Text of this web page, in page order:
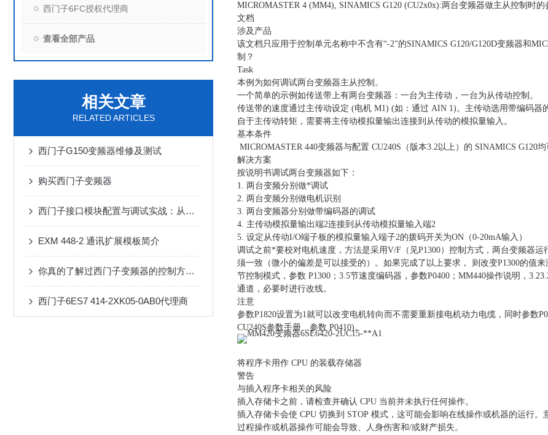
西门子6FC授权代理商
查看全部产品
相关文章
RELATED ARTICLES
西门子G150变频器维修及测试
购买西门子变频器
西门子接口模块配置与调试实战：从安装到高效运行
EXM 448-2 通讯扩展模板简介
你真的了解过西门子变频器的控制方法吗？
西门子6ES7 414-2XK05-0AB0代理商
MICROMASTER 4 (MM4), SINAMICS G120 (CU2x0x):两台变频器做主从控制时的
文档
涉及产品
该文档只应用于控制单元名称中不含有“-2"的SINAMICS G120/G120D变频器和
制？
Task
本例为如何调试两台变频器主从控制。
一个简单的示例如传送带上有两台变频器：一台为主传动，一台为从传动控制。
传送带的速度通过主传动设定 (电机 M1) (如：通过 AIN 1)。主传动选用带编码
自于主传动转矩，需要将主传动模拟量输出连接到从传动的模拟量输入。
基本条件
MICROMASTER 440变频器与配置 CU240S（版本3.2以上）的 SINAMICS G120均
解决方案
按说明书调试两台变频器如下：
1. 两台变频分别做*调试
2. 两台变频分别做电机识别
3. 两台变频器分别做带编码器的调试
4. 主传动模拟量输出端2连接到从传动模拟量输入端2
5. 设定从传动I/O端子板的模拟量输入端子2的拨码开关为ON（0-20mA输入）
调试之前*要校对电机速度，方法是采用V/F（见P1300）控制方式，两台变频器
须一致（微小的偏差是可以接受的）。如果完成了以上要求， 则改变P1300的值
节控制模式，参数 P1300；3.5节速度编码器，参数P0400；MM440操作说明，
通道，必要时进行改线。
注意
参数P1820设置为1就可以改变电机转向而不需要重新接电机动力电缆，同时参数
CU240S参数手册…参数 P0410)。
将程序卡用作 CPU 的装载存储器
警告
与插入程序卡相关的风险
插入存储卡之前，请检查并确认 CPU 当前并未执行任何操作。
插入存储卡会使 CPU 切换到 STOP 模式，这可能会影响在线操作或机器的运行。
过程操作或机器操作可能会导致、人身伤害和/或财产损失。